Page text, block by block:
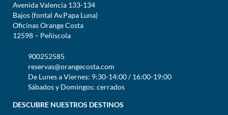
Avenida Valencia 133-134
Bajos (fontal Av.Papa Luna)
Oficinas Orange Costa
12598 – Peñiscola
900252585
reservas@orangecosta.com
De Lunes a Viernes: 9:30-14:00 / 16:00-19:00
Sábados y Domingos: cerrados
DESCUBRE NUESTROS DESTINOS